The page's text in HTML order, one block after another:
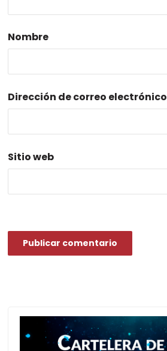
Nombre
Dirección de correo electrónico
Sitio web